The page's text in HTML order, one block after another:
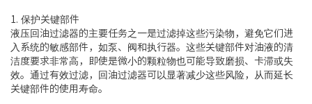
1. 保护关键部件
液压回油过滤器的主要任务之一是过滤掉这些污染物，避免它们进
入系统的敏感部件，如泵、阀和执行器。这些关键部件对油液的清
洁度要求非常高，即使是微小的颗粒物也可能导致磨损、卡滞或失
效。通过有效过滤，回油过滤器可以显著减少这些风险，从而延长
关键部件的使用寿命。